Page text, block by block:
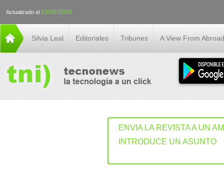
Actualizado el 03/08/2026
Silvia Leal Editoriales Tribunes A View From Abroad
ENVIA LA REVISTA A UN
INTRODUCE UN ASUNTO